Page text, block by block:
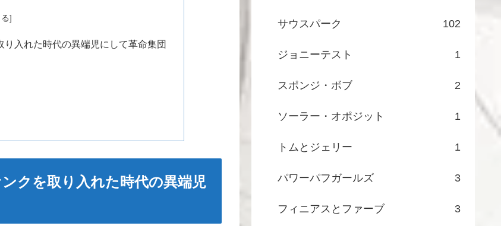
入れた時代の異端児にして革命集団
クを取り入れた時代の異端児
サウスパーク 102
ジョニーテスト 1
スポンジ・ボブ 2
ソーラー・オポジット 1
トムとジェリー 1
パワーパフガールズ 3
フィニアスとファーブ 3